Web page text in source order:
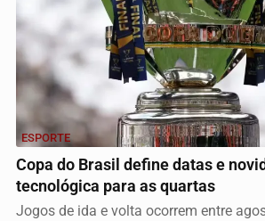
ESPORTE
Copa do Brasil define datas e
tecnológica para as quartas
Jogos de ida e volta ocorrem entre